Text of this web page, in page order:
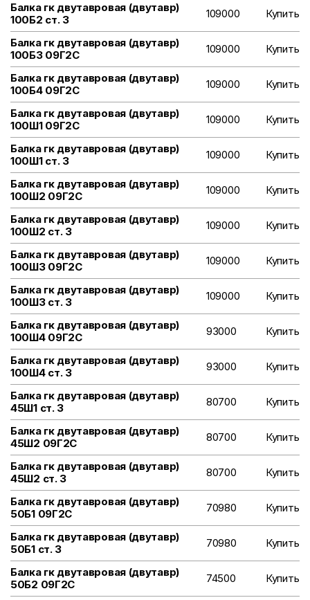
Балка гк двутавровая (двутавр)
100Б2 ст. 3
109000 Купить
Балка гк двутавровая (двутавр)
100Б3 09Г2С
109000 Купить
Балка гк двутавровая (двутавр)
100Б4 09Г2С
109000 Купить
Балка гк двутавровая (двутавр)
100Ш1 09Г2С
109000 Купить
Балка гк двутавровая (двутавр)
100Ш1 ст. 3
109000 Купить
Балка гк двутавровая (двутавр)
100Ш2 09Г2С
109000 Купить
Балка гк двутавровая (двутавр)
100Ш2 ст. 3
109000 Купить
Балка гк двутавровая (двутавр)
100Ш3 09Г2С
109000 Купить
Балка гк двутавровая (двутавр)
100Ш3 ст. 3
109000 Купить
Балка гк двутавровая (двутавр)
100Ш4 09Г2С
93000 Купить
Балка гк двутавровая (двутавр)
100Ш4 ст. 3
93000 Купить
Балка гк двутавровая (двутавр)
45Ш1 ст. 3
80700 Купить
Балка гк двутавровая (двутавр)
45Ш2 09Г2С
80700 Купить
Балка гк двутавровая (двутавр)
45Ш2 ст. 3
80700 Купить
Балка гк двутавровая (двутавр)
50Б1 09Г2С
70980 Купить
Балка гк двутавровая (двутавр)
50Б1 ст. 3
70980 Купить
Балка гк двутавровая (двутавр)
50Б2 09Г2С
74500 Купить